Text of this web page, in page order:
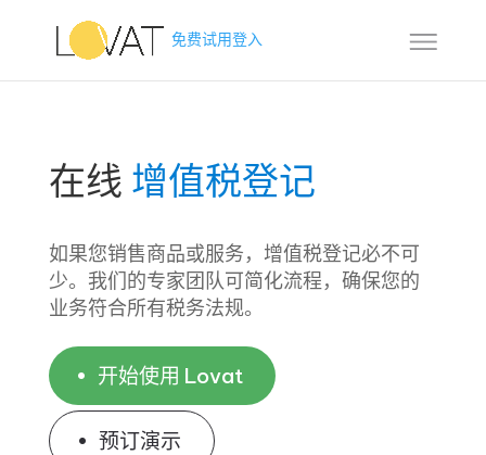
免费试用登入
在线 增值税登记
如果您销售商品或服务，增值税登记必不可
少。我们的专家团队可简化流程，确保您的
业务符合所有税务法规。
开始使用 Lovat
预订演示